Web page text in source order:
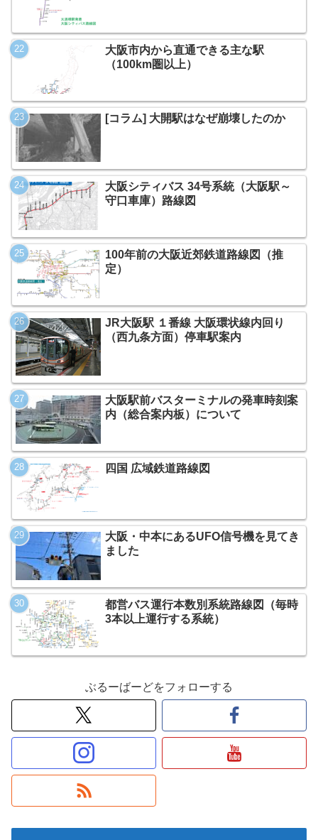
大阪市内から直通できる主な駅
（100km圏以上）
[コラム] 大開駅はなぜ崩壊したのか
大阪シティバス 34号系統（大阪駅～
守口車庫）路線図
100年前の大阪近郊鉄道路線図（推
定）
JR大阪駅 １番線 大阪環状線内回り
（西九条方面）停車駅案内
大阪駅前バスターミナルの発車時刻案
内（総合案内板）について
四国 広域鉄道路線図
大阪・中本にあるUFO信号機を見てき
ました
都営バス運行本数別系統路線図（毎時
3本以上運行する系統）
ぶるーばーどをフォローする